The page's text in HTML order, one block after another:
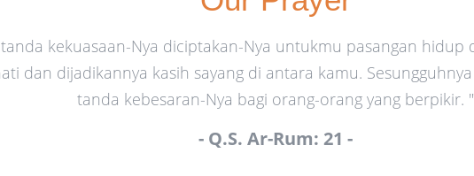
kekuasaan-Nya diciptakan-Nya untukmu pasangan hidup
dan dijadikannya kasih sayang di antara kamu.
tanda kebesaran-Nya bagi orang-orang yang berpikir. "
- Q.S. Ar-Rum: 21 -